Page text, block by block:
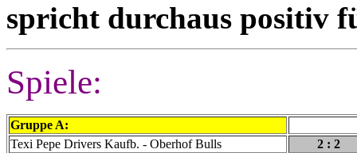
spricht durchaus positiv
Spiele:
Gruppe A:
Texi Pepe Drivers Kaufb. - Oberhof Bulls
2 : 2